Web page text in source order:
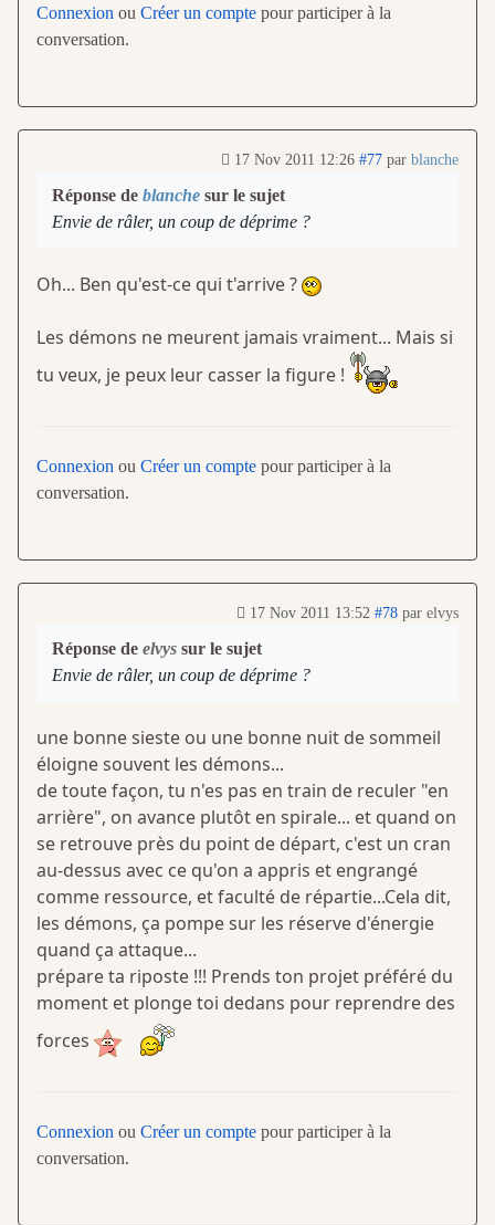
Connexion ou Créer un compte pour participer à la
conversation.
17 Nov 2011 12:26 #77 par blanche
Réponse de blanche sur le sujet
Envie de râler, un coup de déprime ?
Oh... Ben qu'est-ce qui t'arrive ?
Les démons ne meurent jamais vraiment... Mais si
tu veux, je peux leur casser la figure !
Connexion ou Créer un compte pour participer à la
conversation.
17 Nov 2011 13:52 #78 par elvys
Réponse de elvys sur le sujet
Envie de râler, un coup de déprime ?
une bonne sieste ou une bonne nuit de sommeil
éloigne souvent les démons...
de toute façon, tu n'es pas en train de reculer "en
arrière", on avance plutôt en spirale... et quand on
se retrouve près du point de départ, c'est un cran
au-dessus avec ce qu'on a appris et engrangé
comme ressource, et faculté de répartie...Cela dit,
les démons, ça pompe sur les réserve d'énergie
quand ça attaque...
prépare ta riposte !!! Prends ton projet préféré du
moment et plonge toi dedans pour reprendre des
forces
Connexion ou Créer un compte pour participer à la
conversation.